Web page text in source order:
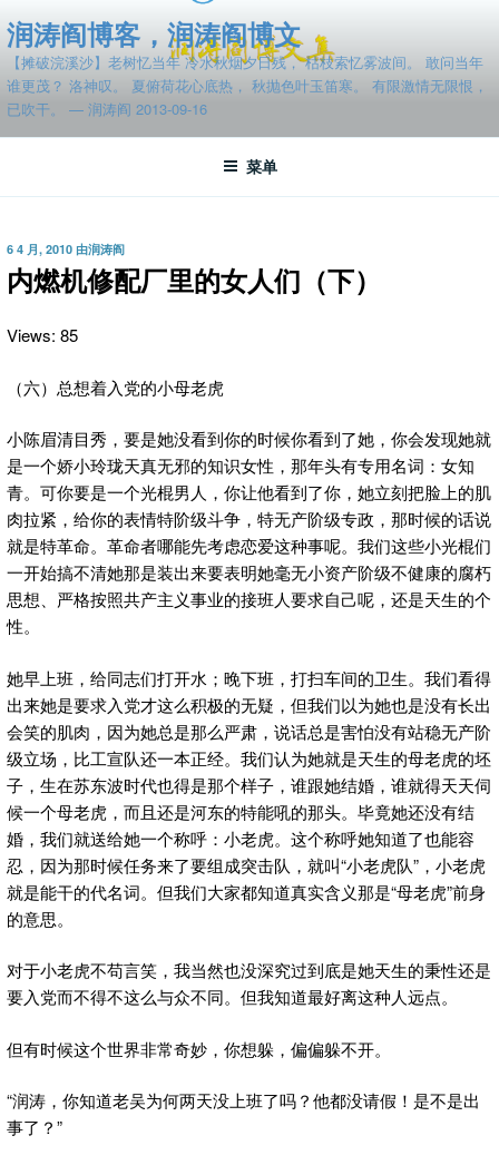
至
容
润涛阎博客，润涛阎博文
【摊破浣溪沙】老树忆当年 冷水秋烟夕日残， 枯枝索忆雾波间。 敢问当年
谁更茂？ 洛神叹。 夏俯荷花心底热， 秋抛色叶玉笛寒。 有限激情无限恨，
已吹干。 — 润涛阎 2013-09-16
菜单
发
于
6 4 月, 2010 由润涛阎
内燃机修配厂里的女人们（下）
Views: 85
（六）总想着入党的小母老虎
小陈眉清目秀，要是她没看到你的时候你看到了她， 你会发现她就
是一个娇小玲珑天真无邪的知识女性，那年头有专用名词：女知
青。可你要是一个光棍男人，你让他看到了你，她立刻把脸上的肌
肉拉紧，给你的表情特阶级斗争，特无产阶级专政，那时候的话说
就是特革命。革命者哪能先考虑恋爱这种事呢。我们这些小光棍们
一开始搞不清她那是装出来要表明她毫无小资产阶级不健康的腐朽
思想、严格按照共产主义事业的接班人要求自己呢，还是天生的个
性。
她早上班，给同志们打开水；晚下班，打扫车间的卫生。我们看得
出来她是要求入党才这么积极的无疑，但我们以为她也是没有长出
会笑的肌肉，因为她总是那么严肃，说话总是害怕没有站稳无产阶
级立场，比工宣队还一本正经。我们认为她就是天生的母老虎的坯
子，生在苏东波时代也得是那个样子，谁跟她结婚，谁就得天天伺
候一个母老虎，而且还是河东的特能吼的那头。毕竟她还没有结
婚，我们就送给她一个称呼：小老虎。这个称呼她知道了也能容
忍，因为那时候任务来了要组成突击队，就叫“小老虎队”，小老虎
就是能干的代名词。但我们大家都知道真实含义那是“母老虎”前身
的意思。
对于小老虎不苟言笑，我当然也没深究过到底是她天生的秉性还是
要入党而不得不这么与众不同。但我知道最好离这种人远点。
但有时候这个世界非常奇妙，你想躲，偏偏躲不开。
“润涛，你知道老吴为何两天没上班了吗？他都没请假！是不是出
事了？”